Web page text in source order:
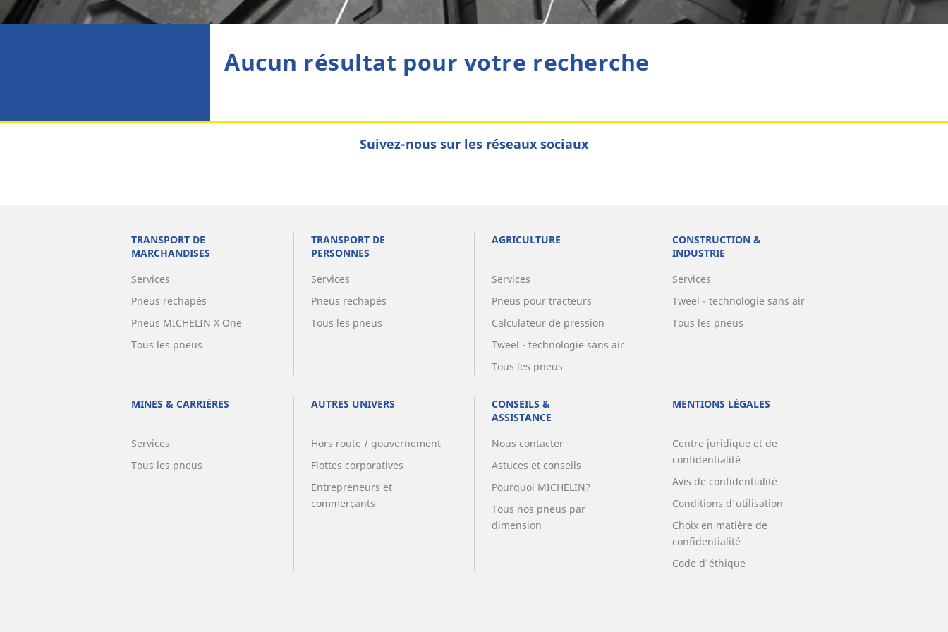
Aviation
Aucun résultat pour votre recherche
Suivez-nous sur les réseaux sociaux
TRANSPORT DE
MARCHANDISES
Services
Pneus rechapés
Pneus MICHELIN X One
Tous les pneus
TRANSPORT DE
PERSONNES
Services
Pneus rechapés
Tous les pneus
AGRICULTURE
Services
Pneus pour tracteurs
Calculateur de pression
Tweel - technologie sans air
Tous les pneus
CONSTRUCTION &
INDUSTRIE
Services
Tweel - technologie sans air
Tous les pneus
MINES & CARRIÈRES
Services
Tous les pneus
AUTRES UNIVERS
Hors route / gouvernement
Flottes corporatives
Entrepreneurs et
commerçants
CONSEILS &
ASSISTANCE
Nous contacter
Astuces et conseils
Pourquoi MICHELIN?
Tous nos pneus par
dimension
MENTIONS LÉGALES
Centre juridique et de
confidentialité
Avis de confidentialité
Conditions d'utilisation
Choix en matière de
confidentialité
Code d'éthique